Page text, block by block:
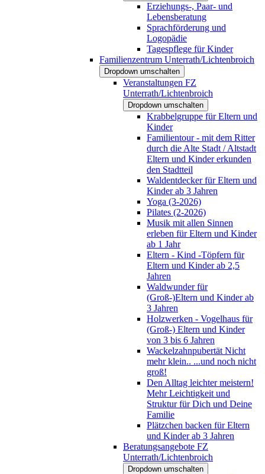
Erziehungs-, Paar- und
Lebensberatung
Sprachförderung und
Logopädie
Tagespflege für Kinder
Familienzentrum Unterrath/Lichtenbroich
Dropdown umschalten
Veranstaltungen FZ
Unterrath/Lichtenbroich
Dropdown umschalten
Krabbelgruppe für Eltern und
Kinder
Familientour - mit dem Ritter
durch die Alte Stadt / Altstadt
Eltern und Kinder erkunden
den Stadtteil
Waldentdecker für Eltern und
Kinder ab 3 Jahren
Yoga (3-2026)
Pilates (2-2026)
Musik mit allen Sinnen
erleben für Eltern und Kinder
ab 1 Jahr
Eltern - Kind -Töpfern für
Eltern und Kinder ab 2,5
Jahren
Waldwunder für
(Groß-)Eltern und Kinder ab
3 Jahren
Holzwerken - Vogelhaus für
(Groß-) Eltern und Kinder
von 3 bis 6 Jahren
Wackelzahnpubertät Nicht
mehr klein.. ...und noch nicht
groß!
Den Alltag leichter meistern!
Mehr Leichtigkeit und
Struktur für Dich und Deine
Familie
Plätzchen backen für Eltern
und Kinder ab 3 Jahren
Beratungsangebote FZ
Unterrath/Lichtenbroich
Dropdown umschalten